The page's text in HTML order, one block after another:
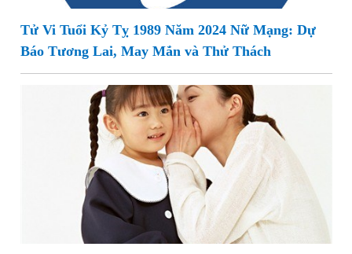
Tử Vi Tuổi Kỷ Tỵ 1989 Năm 2024 Nữ Mạng: Dự
Báo Tương Lai, May Mắn và Thử Thách